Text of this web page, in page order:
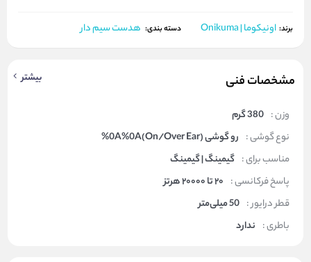
برند: اونیکوما | Onikuma دسته بندی: هدست سیم دار
مشخصات فنی بیشتر
وزن : 380 گرم
نوع گوشی : رو گوشی (On/Over Ear)%0A%0A
مناسب برای : گیمینگ | گیمینگ
پاسخ فرکانسی : ۲۰ تا ۲۰۰۰۰ هرتز
قطر درایور : 50 میلی‌متر
باطری : ندارد